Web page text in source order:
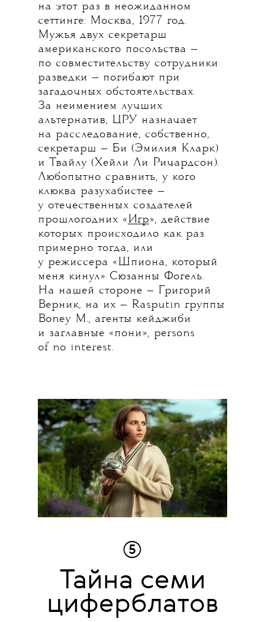
на этот раз в неожиданном
сеттинге: Москва, 1977 год.
Мужья двух секретарш
американского посольства —
по совместительству сотрудники
разведки — погибают при
загадочных обстоятельствах.
За неимением лучших
альтернатив, ЦРУ назначает
на расследование, собственно,
секретарш — Би (Эмилия Кларк)
и Твайлу (Хейли Ли Ричардсон).
Любопытно сравнить, у кого
клюква разухабистее —
у отечественных создателей
прошлогодних «Игр», действие
которых происходило как раз
примерно тогда, или
у режиссера «Шпиона, который
меня кинул» Сюзанны Фогель.
На нашей стороне — Григорий
Верник, на их — Rasputin группы
Boney M., агенты кейджиби
и заглавные «пони», persons
of no interest.
⑤
Тайна семи
циферблатов